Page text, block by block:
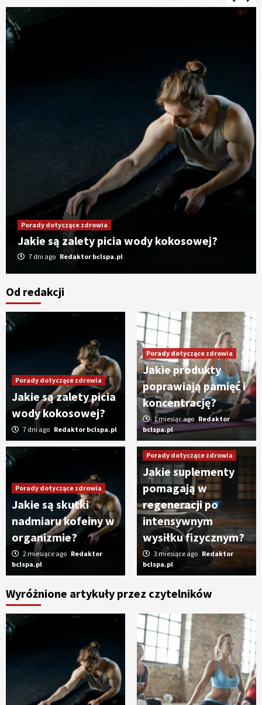
Porady dotyczące zdrowia
Jakie są zalety picia wody kokosowej?
7 dni ago Redaktor bclspa.pl
Od redakcji
Porady dotyczące zdrowia
Jakie są zalety picia
wody kokosowej?
7 dni ago Redaktor bclspa.pl
Porady dotyczące zdrowia
Jakie produkty
poprawiają pamięć i
koncentrację?
1 miesiąc ago Redaktor
bclspa.pl
Porady dotyczące zdrowia
Jakie są skutki
nadmiaru kofeiny w
organizmie?
2 miesiące ago Redaktor
bclspa.pl
Porady dotyczące zdrowia
Jakie suplementy
pomagają w
regeneracji po
intensywnym
wysiłku fizycznym?
3 miesiące ago Redaktor
bclspa.pl
Wyróżnione artykuły przez czytelników